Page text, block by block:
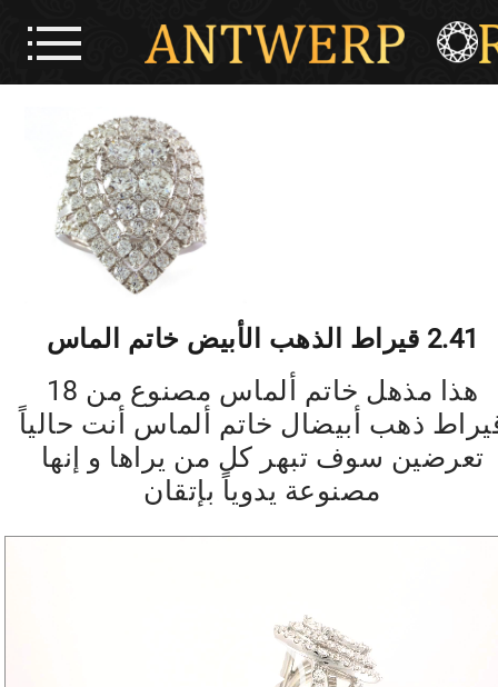
2.41 قيراط الذهب الأبيض خاتم الماس
هذا مذهل خاتم ألماس مصنوع من 18
ذهب أبيضال خاتم ألماس أنت حالياً
تعرضين سوف تبهر كل من يراها و إنها
مصنوعة يدوياً بإتقان